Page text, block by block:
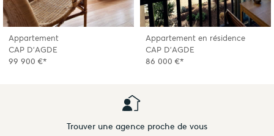
Appartement
CAP D'AGDE
99 900 €*
Appartement en résidence
CAP D'AGDE
86 000 €*
Trouver une agence proche de vous